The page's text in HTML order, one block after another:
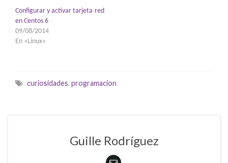
Configurar y activar tarjeta red
en Centos 6
09/08/2014
En «Linux»
curiosidades, programacion
Guille Rodríguez